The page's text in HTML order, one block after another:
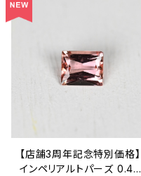
【店舗3周年記念特別価格】
インペリアルトパーズ 0.44